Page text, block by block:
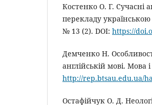
Костенко О. Г. Сучасні
перекладу українською
№ 13 (2). DOI: https://
Демченко Н.
англійській мові. Мова
http://rep.btsau.edu.ua/
Остафійчук О. Д.